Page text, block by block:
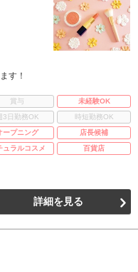
す！
賞与
未経験OK
3日勤務OK
時短勤務OK
ープニング
店長候補
ュラルコスメ 百貨店
詳細を見る